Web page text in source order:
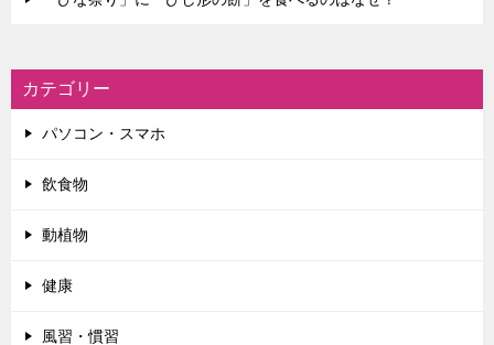
カテゴリー
パソコン・スマホ
飲食物
動植物
健康
風習・慣習